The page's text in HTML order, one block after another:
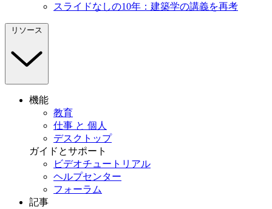
スライドなしの10年：建築学の講義を再考
リソース
機能
教育
仕事 と 個人
デスクトップ
ガイドとサポート
ビデオチュートリアル
ヘルプセンター
フォーラム
記事